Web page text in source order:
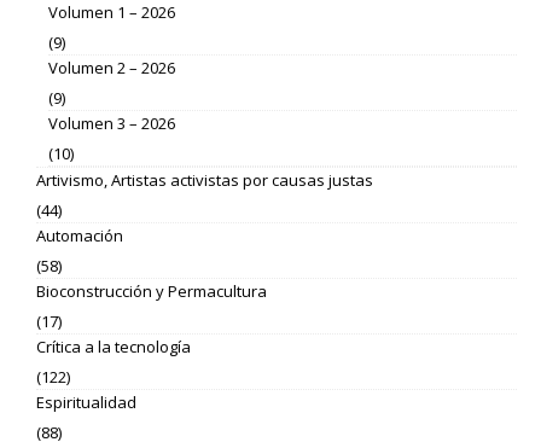
Volumen 1 – 2026
(9)
Volumen 2 – 2026
(9)
Volumen 3 – 2026
(10)
Artivismo, Artistas activistas por causas justas
(44)
Automación
(58)
Bioconstrucción y Permacultura
(17)
Crítica a la tecnología
(122)
Espiritualidad
(88)